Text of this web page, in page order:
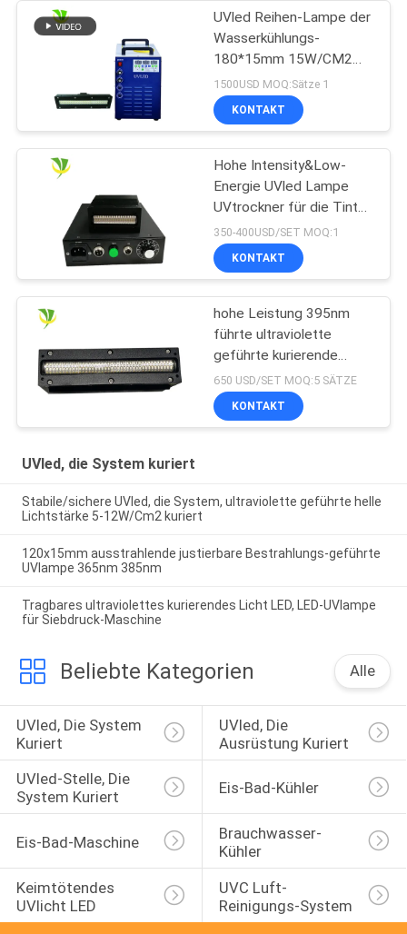
UVled Reihen-Lampe der
Wasserkühlungs-
180*15mm 15W/CM2
395nm
1500USD MOQ:Sätze 1
KONTAKT
Hohe Intensity&Low-
Energie UVled Lampe
UVtrockner für die Tinte
kurierend kuriert
350-400USD/SET MOQ:1
KONTAKT
hohe Leistung 395nm
führte ultraviolette
geführte kurierende
Lampe für
Flachbettuvdrucker
650 USD/SET MOQ:5 SÄTZE
KONTAKT
UVled, die System kuriert
Stabile/sichere UVled, die System, ultraviolette geführte helle
Lichtstärke 5-12W/Cm2 kuriert
120x15mm ausstrahlende justierbare Bestrahlungs-geführte
UVlampe 365nm 385nm
Tragbares ultraviolettes kurierendes Licht LED, LED-UVlampe
für Siebdruck-Maschine
Beliebte Kategorien Alle
UVled, Die System
Kuriert
UVled, Die
Ausrüstung Kuriert
UVled-Stelle, Die
System Kuriert
Eis-Bad-Kühler
Eis-Bad-Maschine
Brauchwasser-
Kühler
Keimtötendes
UVlicht LED
UVC Luft-
Reinigungs-System